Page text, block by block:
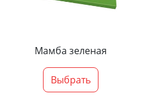
Мамба зеленая
Выбрать